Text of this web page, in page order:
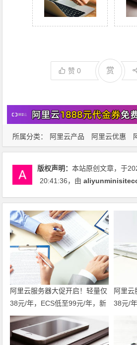
赞0 赏
所属分类： 阿里云产品 阿里云优惠
版权声明：本站原创文章，于
20:41:36，由
阿里云服务器大促开启！轻量仅
38元/年，ECS低至99元/年，新
老用户同享福利！u2i年付3折
起，更有第九代c9i/g9i/r9i企业
级实例限时特惠，不容错过！领
阿里云
38元/
老用
起，
级实